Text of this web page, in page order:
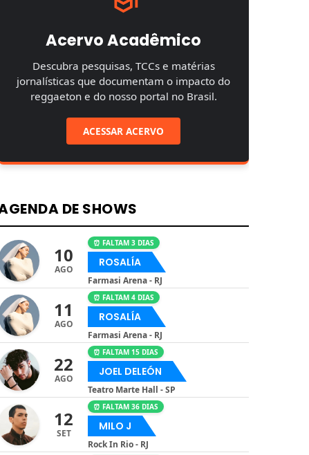
Acervo Acadêmico
Descubra pesquisas, TCCs e matérias
jornalísticas que documentam o impacto do
reggaeton e do nosso portal no Brasil.
ACESSAR ACERVO
DE SHOWS
10
AGO
⏰ FALTAM 3 DIAS
ROSALÍA
Farmasi Arena - RJ
11
AGO
⏰ FALTAM 4 DIAS
ROSALÍA
Farmasi Arena - RJ
22
AGO
⏰ FALTAM 15 DIAS
JOEL DELEÓN
Teatro Marte Hall - SP
12
SET
⏰ FALTAM 36 DIAS
MILO J
Rock In Rio - RJ